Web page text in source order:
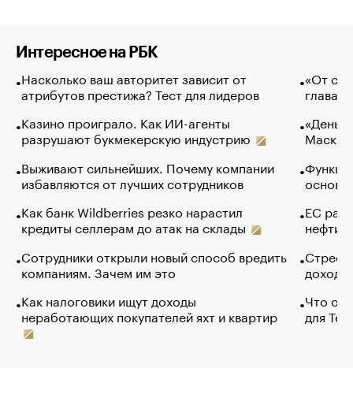
Интересное на РБК
Насколько ваш авторитет зависит от
атрибутов престижа? Тест для лидеров
Казино проиграло. Как ИИ-агенты
разрушают букмекерскую индустрию
Выживают сильнейших. Почему компании
избавляются от лучших сотрудников
Как банк Wildberries резко нарастил
кредиты селлерам до атак на склады
Сотрудники открыли новый способ вредить
компаниям. Зачем им это
Как налоговики ищут доходы
неработающих покупателей яхт и квартир
«От
глава
Маск в
основ
ЕС
нефти
Что
для